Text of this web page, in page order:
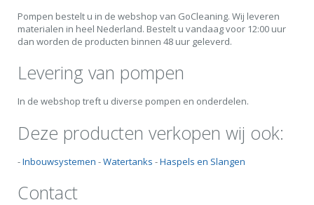
Pompen bestelt u in de webshop van GoCleaning. Wij leveren
materialen in heel Nederland. Bestelt u vandaag voor 12:00 uur
dan worden de producten binnen 48 uur geleverd.
Levering van pompen
In de webshop treft u diverse pompen en onderdelen.
Deze producten verkopen wij ook:
-Inbouwsystemen -Watertanks -Haspels en Slangen
Contact